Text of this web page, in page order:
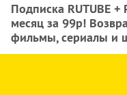
Подписка RUTUBE +
месяц за 99р!
фильмы, сериалы и